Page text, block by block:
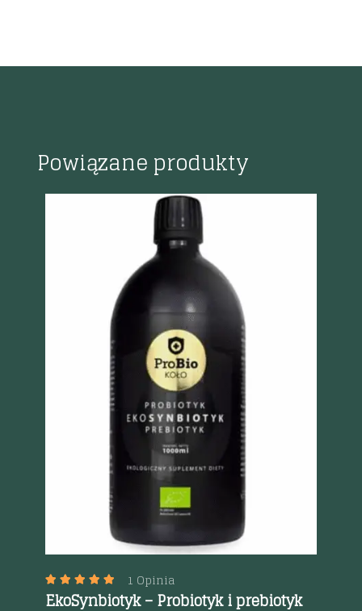
Powiązane produkty
Szybki podgląd
1 Opinia
EkoSynbiotyk – Probiotyk i prebiotyk